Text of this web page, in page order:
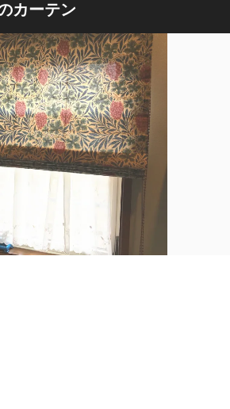
カーテン